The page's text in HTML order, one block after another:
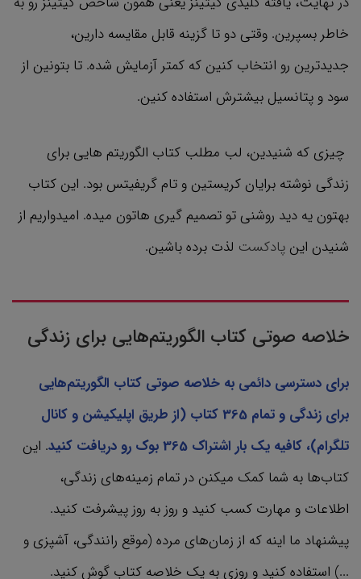
خاطر بسپرین. وقتی دو تا گزینه قابل مقایسه دارین،
جدیدترین رو انتخاب کنین که کمتر آزمایش شده. تا بتونین از
سود و پتانسیل بیشترش استفاده کنین.
چیزی که شنیدین، لب مطلب کتاب الگوریتم هایی برای
زندگی نوشته برایان کریستین و تام گریفیتس بود. این کتاب
بهتون یه دید روشنی تو تصمیم گیری هاتون میده. امیدواریم از
شنیدن این پادکست لذت برده باشین.
خلاصه صوتی کتاب الگوریتم‌هایی برای زندگی
برای دسترسی دائمی به خلاصه صوتی کتاب الگوریتم‌هایی
برای زندگی و تمام 365 کتاب‌ (از طریق اپلیکیشن و کانال
تلگرام)، کافیه یک بار اشتراک 365 بوک رو دریافت کنید
. این
کتاب‌ها به شما کمک میکنن در تمام زمینه‌های زندگی،
اطلاعات و مهارت کسب کنید و روز به روز پیشرفت کنید.
پیشنهاد ما اینه که از زمان‌های مرده (موقع رانندگی، آشپزی و
...) استفاده کنید و روزی به یک خلاصه کتاب گوش کنید.